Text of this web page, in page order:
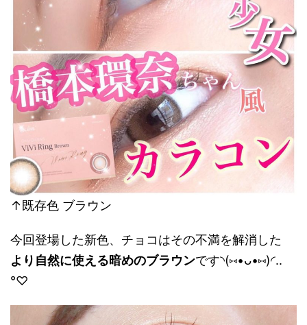
↑既存色 ブラウン
今回登場した新色、チョコはその不満を解消した
より自然に使える暗めのブラウンです◝(⑅•ᴗ•⑅)◜..
°♡